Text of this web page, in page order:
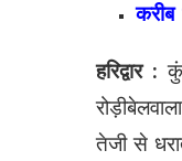
हरिद्वार :
तेजी से